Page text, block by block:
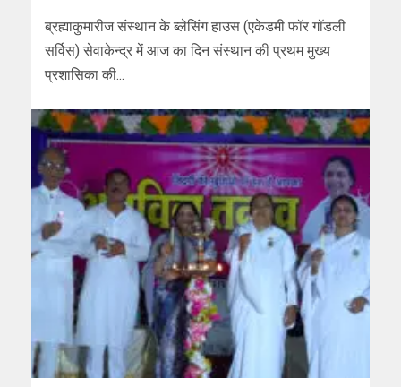
ब्रह्माकुमारीज संस्थान के ब्लेसिंग हाउस (एकेडमी फॉर गॉडली
सर्विस) सेवाकेन्द्र में आज का दिन संस्थान की प्रथम मुख्य
प्रशासिका की...